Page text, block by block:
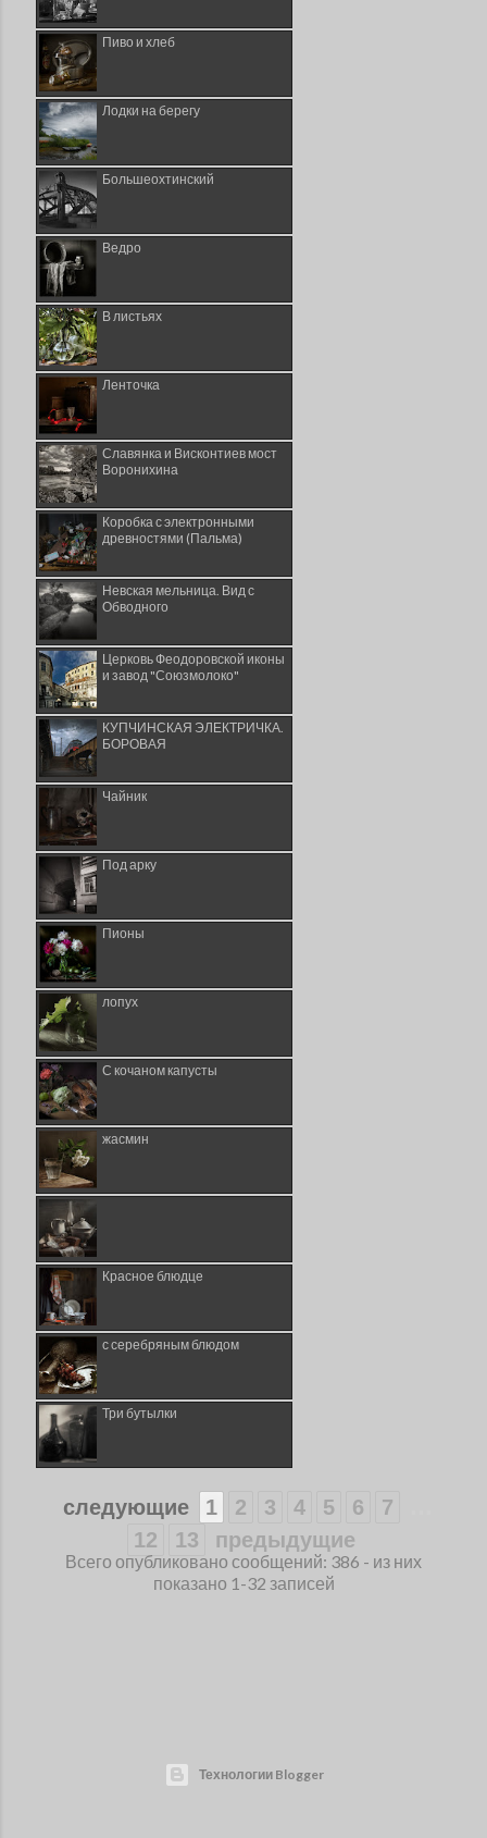
Пиво и хлеб
Лодки на берегу
Большеохтинский
Ведро
В листьях
Ленточка
Славянка и Висконтиев мост
Воронихина
Коробка с электронными
древностями (Пальма)
Невская мельница. Вид с
Обводного
Церковь Феодоровской иконы
и завод "Союзмолоко"
КУПЧИНСКАЯ ЭЛЕКТРИЧКА.
БОРОВАЯ
Чайник
Под арку
Пионы
лопух
С кочаном капусты
жасмин
Красное блюдце
с серебряным блюдом
Три бутылки
следующие 1 2 3 4 5 6 7
12 13 предыдущие
Всего опубликовано сообщений: 386 - из них
показано 1-32 записей
Технологии Blogger